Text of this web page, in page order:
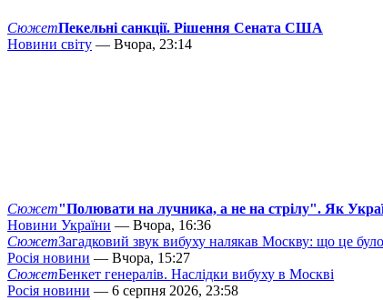
СюжетПекельні санкції. Рішення Сената США
Новини світу — Вчора, 23:14
Сюжет"Полювати на лучника, а не на стрілу". Як
Новини України — Вчора, 16:36
СюжетЗагадковий звук вибуху налякав Москву: що це було
Росія новини — Вчора, 15:27
СюжетБенкет генералів. Наслідки вибуху в Москві
Росія новини — 6 серпня 2026, 23:58